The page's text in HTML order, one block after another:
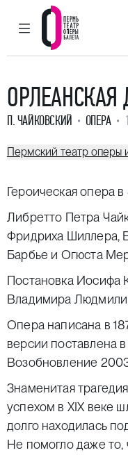
ГЛАВНОЕ МЕНЮ
Пермский
ОРЛЕАНСКАЯ
П. ЧАЙКОВСКИЙ ОПЕРА
Пермский театр оперы
Героическая опера
Либретто Петра
Фридриха Шиллера,
Барбье и Огюста
Постановка Иосифа
Владимира
Опера написана в
версии поставлена
Возобновление
Знаменитая
успехом в XIX веке
долго находилась
Не помогло даже